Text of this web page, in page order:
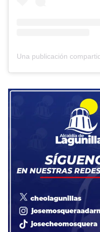
Una publicación compartida